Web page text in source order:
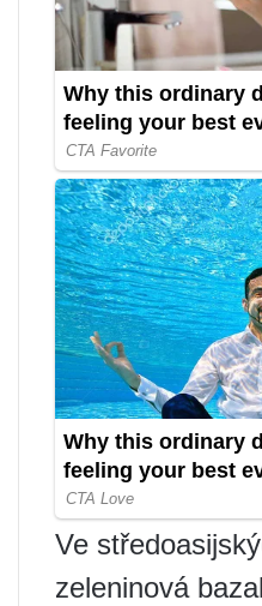
Ve
zeleninová